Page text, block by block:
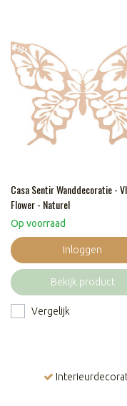
Casa Sentir Wanddecoratie -
Flower - Naturel
Op voorraad
Inloggen
Bekijk product
Vergelijk